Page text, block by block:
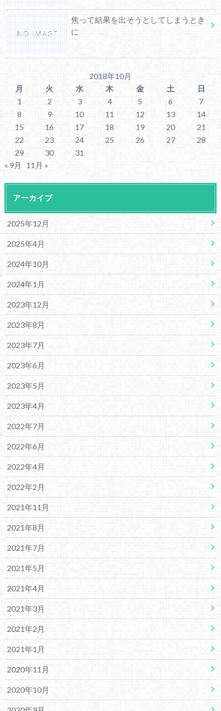
焦って結果を出そうとしてしまうとき
に
2018年10月
月
火 水 木 金 土
日
1
2 3 4 5 6
7
8
9 10 11 12 13
14
15
16 17 18 19 20
21
22
23 24 25 26 27
28
29
30
31
« 9月
11月 »
アーカイブ
2025年12月
2025年4月
2024年10月
2024年1月
2023年12月
2023年8月
2023年7月
2023年6月
2023年5月
2023年4月
2022年7月
2022年6月
2022年4月
2022年2月
2021年11月
2021年8月
2021年7月
2021年5月
2021年4月
2021年3月
2021年2月
2021年1月
2020年11月
2020年10月